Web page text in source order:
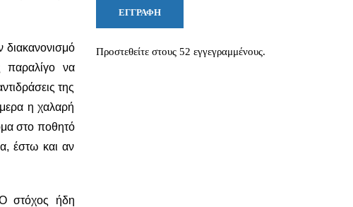
διακανονισμό
παραλίγο να
της
η χαλαρή
στο ποθητό
έστω και αν
στόχος ήδη
ΕΓΓΡΑΦΉ
Προστεθείτε στους 52 εγγεγραμμένους.